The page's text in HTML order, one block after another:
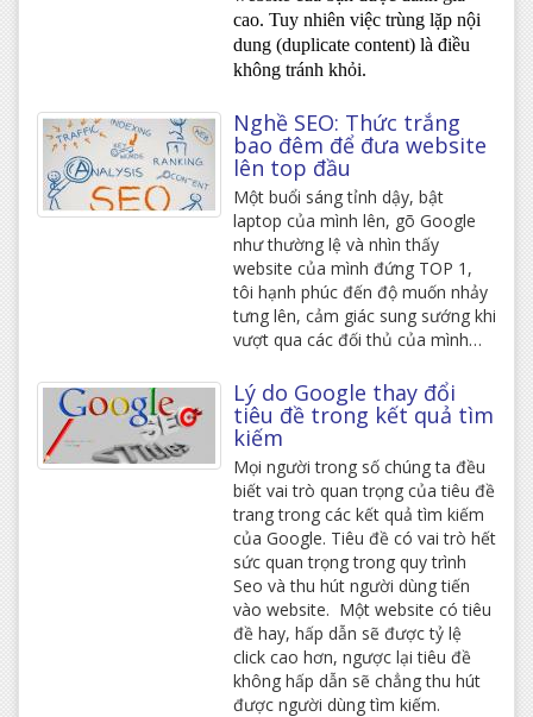
cao. Tuy nhiên việc trùng lặp nội
dung (duplicate content) là điều
không tránh khỏi.
Nghề SEO: Thức trắng
bao đêm để đưa website
lên top đầu
Một buổi sáng tỉnh dậy, bật
laptop của mình lên, gõ Google
như thường lệ và nhìn thấy
website của mình đứng TOP 1,
tôi hạnh phúc đến độ muốn nhảy
tưng lên, cảm giác sung sướng khi
vượt qua các đối thủ của mình…
Lý do Google thay đổi
tiêu đề trong kết quả tìm
kiếm
Mọi người trong số chúng ta đều
biết vai trò quan trọng của tiêu đề
trang trong các kết quả tìm kiếm
của Google. Tiêu đề có vai trò hết
sức quan trọng trong quy trình
Seo và thu hút người dùng tiến
vào website. Một website có tiêu
đề hay, hấp dẫn sẽ được tỷ lệ
click cao hơn, ngược lại tiêu đề
không hấp dẫn sẽ chẳng thu hút
được người dùng tìm kiếm.